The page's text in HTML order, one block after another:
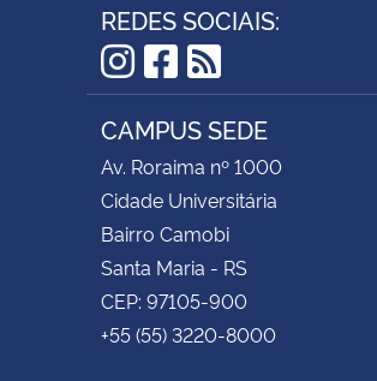
REDES SOCIAIS:
Instagram
Facebook
RSS
CAMPUS SEDE
Av. Roraima nº 1000
Cidade Universitária
Bairro Camobi
Santa Maria - RS
CEP: 97105-900
+55 (55) 3220-8000